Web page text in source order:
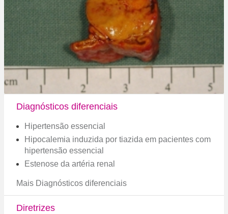
Diagnósticos diferenciais
Hipertensão essencial
Hipocalemia induzida por tiazida em pacientes com
hipertensão essencial
Estenose da artéria renal
Mais Diagnósticos diferenciais
Diretrizes